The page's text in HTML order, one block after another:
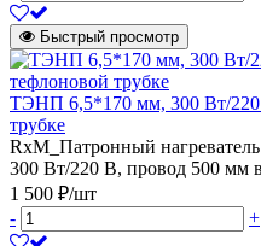
Быстрый просмотр
ТЭНП 6,5*170 мм, 300 Вт/220
трубке
RxM_Патронный
300 Вт/220 В, провод 500 мм
1 500 ₽/шт
-
+